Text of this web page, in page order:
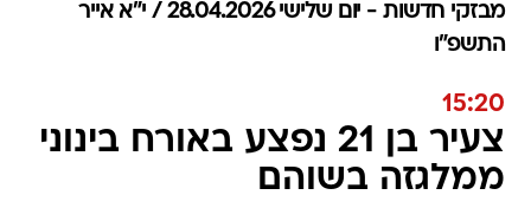
מבזקי חדשות - יום שלישי 28.04.2026 / י״א אייר
התשפ"ו
15:20
צעיר בן 21 נפצע באורח בינוני
ממלגזה בשוהם